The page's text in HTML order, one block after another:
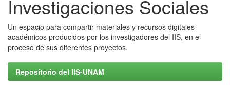
Investigaciones Sociales
Un espacio para compartir materiales y recursos digitales
académicos producidos por los investigadores del IIS, en el
proceso de sus diferentes proyectos.
Repositorio del IIS-UNAM